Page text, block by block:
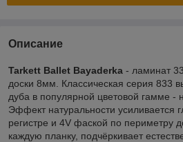
Описание
Tarkett Ballet Bayaderka - ламинат
доски 8мм. Классическая серия 833
дуба в популярной цветовой гамме -
Эффект натуральности усиливается
регистре и 4V фаской по периметру
каждую планку, подчёркивает